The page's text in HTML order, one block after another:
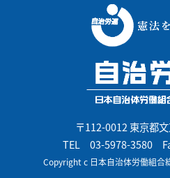
〒112-0012 東京都
TEL 03-5978-3580
Copyright c 日本自治体労働組合